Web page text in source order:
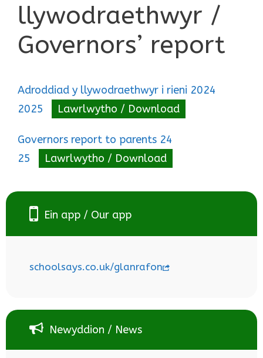
llywodraethwyr /
Governors’ report
Adroddiad y llywodraethwyr i rieni 2024
2025
Lawrlwytho / Download
Governors report to parents 24
25
Lawrlwytho / Download
Ein app / Our app
schoolsays.co.uk/glanrafon
Newyddion / News